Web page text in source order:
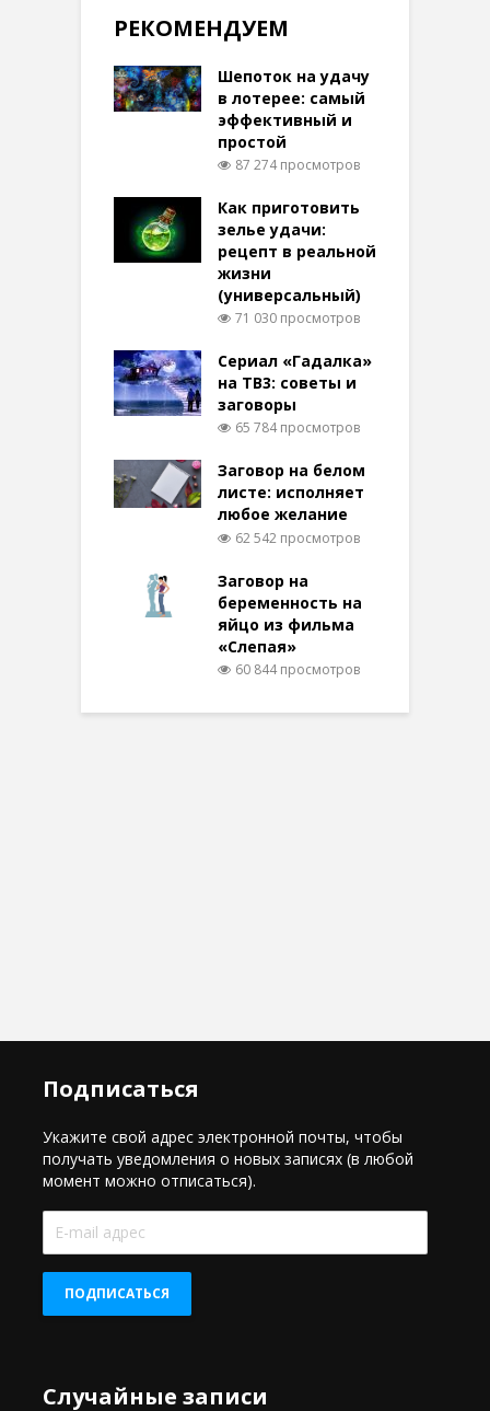
РЕКОМЕНДУЕМ
Шепоток на удачу
в лотерее: самый
эффективный и
простой
87 274 просмотров
Как приготовить
зелье удачи:
рецепт в реальной
жизни
(универсальный)
71 030 просмотров
Сериал «Гадалка»
на ТВ3: советы и
заговоры
65 784 просмотров
Заговор на белом
листе: исполняет
любое желание
62 542 просмотров
Заговор на
беременность на
яйцо из фильма
«Слепая»
60 844 просмотров
Подписаться
Укажите свой адрес электронной почты, чтобы
получать уведомления о новых записях (в любой
момент можно отписаться).
E-
mail
ПОДПИСАТЬСЯ
Случайные записи